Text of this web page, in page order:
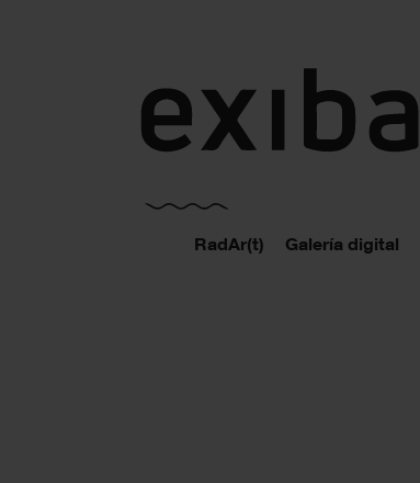
RadAr(t) Galería digital